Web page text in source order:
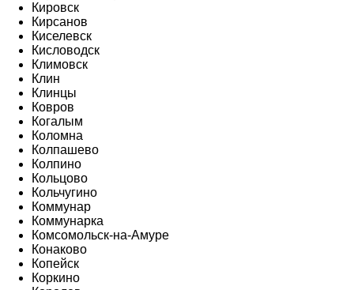
Кировск
Кирсанов
Киселевск
Кисловодск
Климовск
Клин
Клинцы
Ковров
Когалым
Коломна
Колпашево
Колпино
Кольцово
Кольчугино
Коммунар
Коммунарка
Комсомольск-на-Амуре
Конаково
Копейск
Коркино